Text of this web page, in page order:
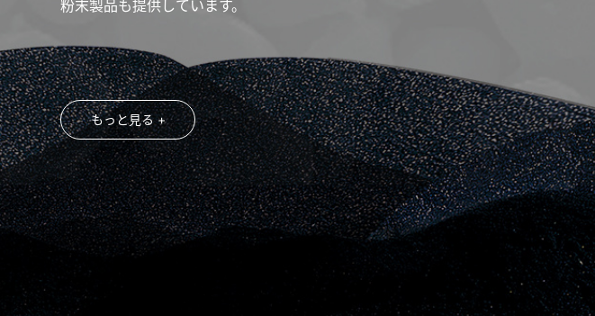
粉末製品も提供しています。
もっと見る +